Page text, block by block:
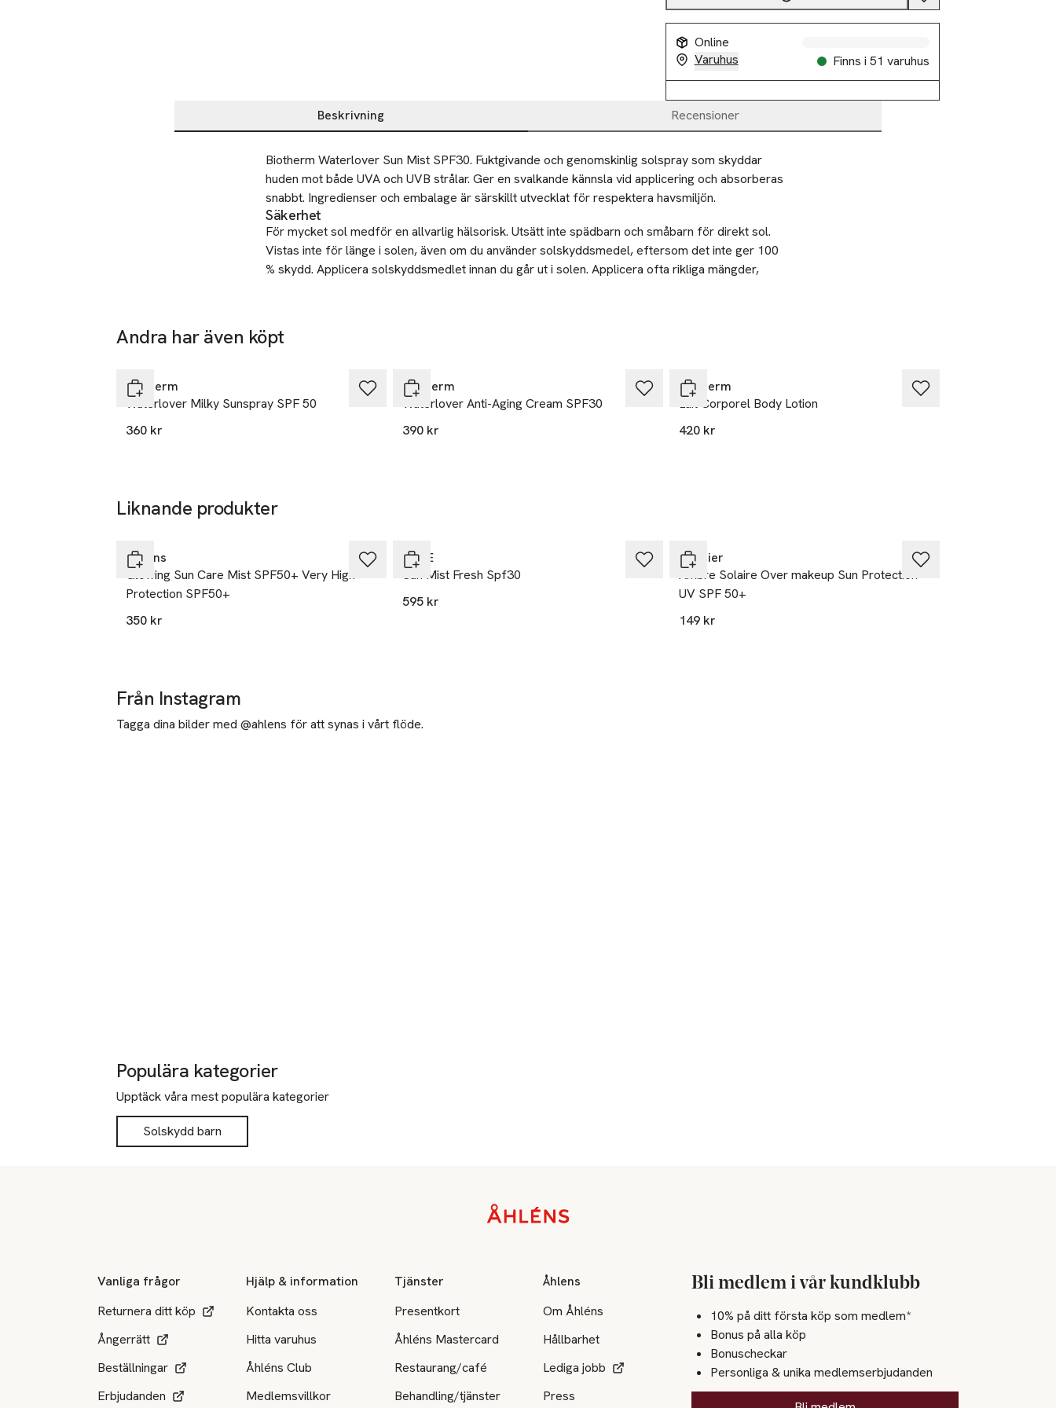
Online
Varuhus
Finns i 51 varuhus
Beskrivning Recensioner
Beskrivning
Biotherm Waterlover Sun Mist SPF30. Fuktgivande och genomskinlig solspray som skyddar
huden mot både UVA och UVB strålar. Ger en svalkande kännsla vid applicering och absorberas
snabbt. Ingredienser och embalage är särskillt utvecklat för respektera havsmiljön.
Säkerhet
För mycket sol medför en allvarlig hälsorisk. Utsätt inte spädbarn och småbarn för direkt sol.
Vistas inte för länge i solen, även om du använder solskyddsmedel, eftersom det inte ger 100
% skydd. Applicera solskyddsmedlet innan du går ut i solen. Applicera ofta rikliga mängder,
för litet solskyddsmedel får du mycket sämre skydd. Applicera ofta rikliga mängder, för att
mycket sol medför en allvarlig hälsorisk.
Mobilnummer
Andra har även köpt
Biotherm
Waterlover Milky Sunspray SPF 50
360 kr
Biotherm
Waterlover Anti-Aging Cream SPF30
390 kr
Biotherm
Lait Corporel Body Lotion
420 kr
Liknande produkter
Clarins
Glowing Sun Care Mist SPF50+ Very High
Protection SPF50+
350 kr
NUXE
Sun Mist Fresh Spf30
595 kr
Garnier
Ambre Solaire Over makeup Sun Protection
UV SPF 50+
149 kr
Från Instagram
Tagga dina bilder med @ahlens för att synas i vårt flöde.
Populära kategorier
Upptäck våra mest populära kategorier
Solskydd barn
Vanliga frågor
Returnera ditt köp
Ångerrätt
Beställningar
Erbjudanden
Hjälp & information
Kontakta oss
Hitta varuhus
Åhléns Club
Medlemsvillkor
Tjänster
Presentkort
Åhléns Mastercard
Restaurang/café
Behandling/tjänster
Åhlens
Om Åhléns
Hållbarhet
Lediga jobb
Press
Bli medlem i vår kundklubb
10% på ditt första köp som medlem*
Bonus på alla köp
Bonuscheckar
Personliga & unika medlemserbjudanden